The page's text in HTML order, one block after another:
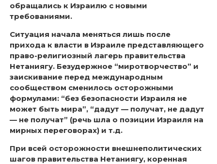
обращались к Израилю с новыми
требованиями.
Ситуация начала меняться лишь после
прихода к власти в Израиле представляющего
право-религиозный лагерь правительства
Нетаниягу. Безудержное “миротворчество” и
заискивание перед международным
сообществом сменилось осторожными
формулами: “без безопасности Израиля не
может быть мира”, “дадут — получат, не дадут
— не получат” (речь шла о позиции Израиля на
мирных переговорах) и т.д.
При всей осторожности внешнеполитических
шагов правительства Нетаниягу, коренная